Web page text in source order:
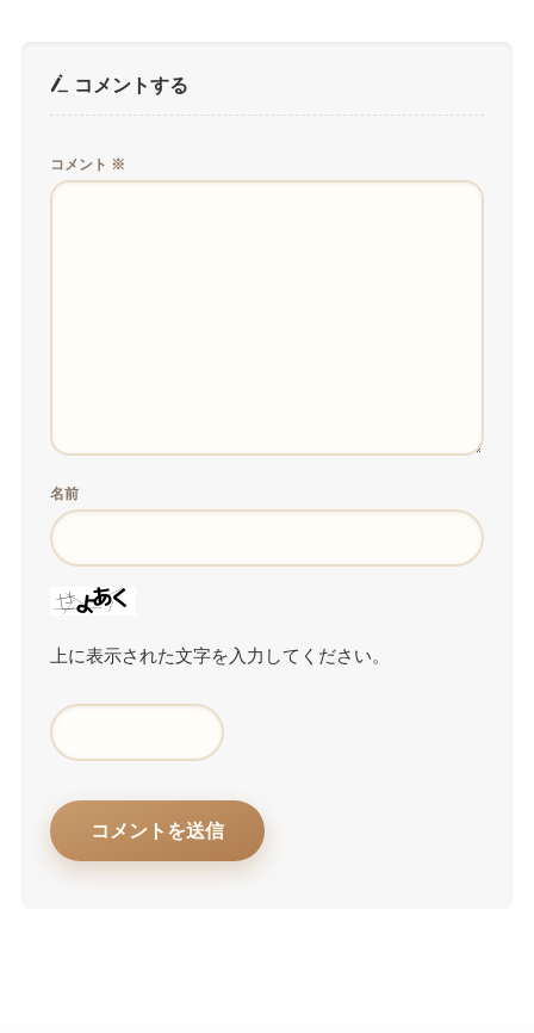
コメントする
コメント ※
名前
上に表示された文字を入力してください。